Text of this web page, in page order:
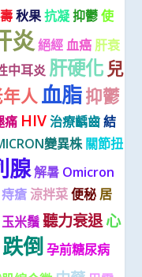
秋果抗凝 抑鬱 使
炎 絕經 血癌 肝衰
中耳炎 肝硬化 兒
人 血脂抑鬱
痛 HIV 治療齲齒 結
變異株 關節扭
腺解暑 Omicron
痔瘡 涼拌菜 便秘 居
玉米鬚 聽力衰退心
跌倒 孕前糖尿病